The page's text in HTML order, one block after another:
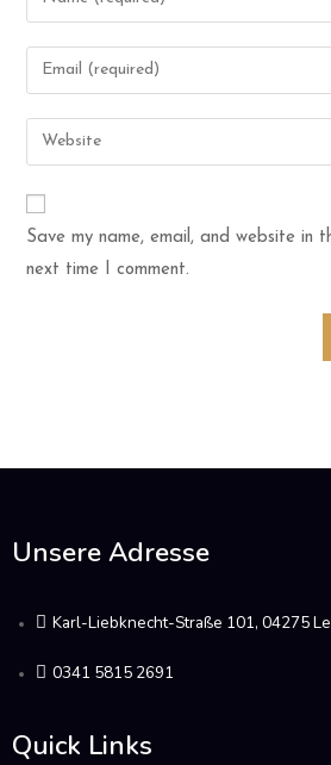
Save my name, email, and website in
next time I comment.
Unsere Adresse
Karl-Liebknecht-Straße 101, 04275
0341 5815 2691
Quick Links